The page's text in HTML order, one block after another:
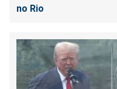
no Rio